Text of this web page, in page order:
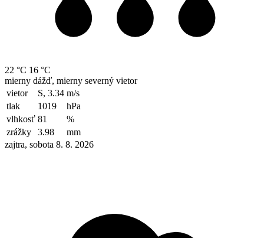
22 °C 16 °C
mierny dážď, mierny severný vietor
vietor
S, 3.34 m/s
tlak
1019
hPa
vlhkosť 81
%
zrážky
3.98
mm
zajtra, sobota 8. 8. 2026